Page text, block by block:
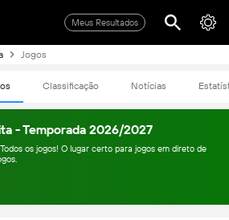
Meus Resultados
Jogos
Classificação Notícias
- Temporada 2026/2027
os jogos! O lugar certo para jogos em direto de